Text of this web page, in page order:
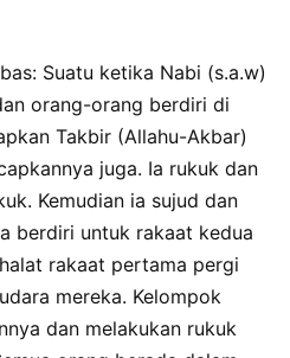
tsumma qama lilttsaniyahi
badhan.
Suatu ketika Nabi (s.a.w)
orang-orang berdiri di
Takbir (Allahu-Akbar)
juga. Ia rukuk dan
Kemudian ia sujud dan
berdiri untuk rakaat kedua
rakaat pertama pergi
mereka. Kelompok
dan melakukan rukuk